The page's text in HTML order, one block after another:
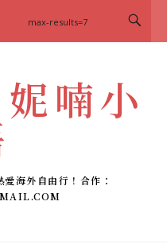
喃小
海外自由行！合作：